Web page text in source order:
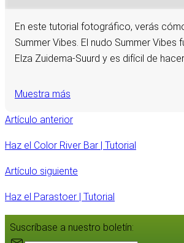
En este tutorial fotográfico, verás
Summer Vibes. El nudo Summer Vibes
Elza Zuidema-Suurd y es difícil de
Muestra más
Artículo anterior
Haz el Color River Bar | Tutorial
Artículo siguiente
Haz el Parastoer | Tutorial
Suscríbase a nuestro boletín: